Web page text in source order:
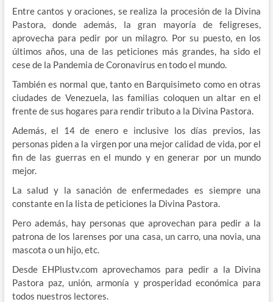
Entre cantos y oraciones, se realiza la procesión de la Divina
Pastora, donde además, la gran mayoría de feligreses,
aprovecha para pedir por un milagro. Por su puesto, en los
últimos años, una de las peticiones más grandes, ha sido el
cese de la Pandemia de Coronavirus en todo el mundo.
También es normal que, tanto en Barquisimeto como en otras
ciudades de Venezuela, las familias coloquen un altar en el
frente de sus hogares para rendir tributo a la Divina Pastora.
Además, el 14 de enero e inclusive los días previos, las
personas piden a la virgen por una mejor calidad de vida, por el
fin de las guerras en el mundo y en generar por un mundo
mejor.
La salud y la sanación de enfermedades es siempre una
constante en la lista de peticiones la Divina Pastora.
Pero además, hay personas que aprovechan para pedir a la
patrona de los larenses por una casa, un carro, una novia, una
mascota o un hijo, etc.
Desde EHPlustv.com aprovechamos para pedir a la Divina
Pastora paz, unión, armonía y prosperidad económica para
todos nuestros lectores.